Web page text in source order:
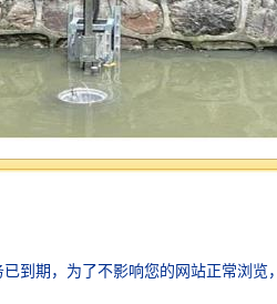
运行成木高，劳动强度较大，
域的打捞工作仅靠人力是无法